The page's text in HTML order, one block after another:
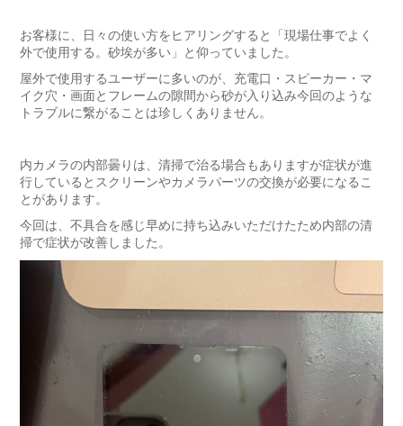
お客様に、日々の使い方をヒアリングすると「現場仕事でよく
外で使用する。砂埃が多い」と仰っていました。
屋外で使用するユーザーに多いのが、充電口・スピーカー・マ
イク穴・画面とフレームの隙間から砂が入り込み今回のような
トラブルに繋がることは珍しくありません。
内カメラの内部曇りは、清掃で治る場合もありますが症状が進
行しているとスクリーンやカメラパーツの交換が必要になるこ
とがあります。
今回は、不具合を感じ早めに持ち込みいただけたため内部の清
掃で症状が改善しました。